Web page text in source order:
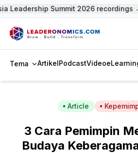
Leadership Summit 2026 recordings →
Tema ArtikelPodcastVideo
Article
3 Cara Pemimpin
Budaya